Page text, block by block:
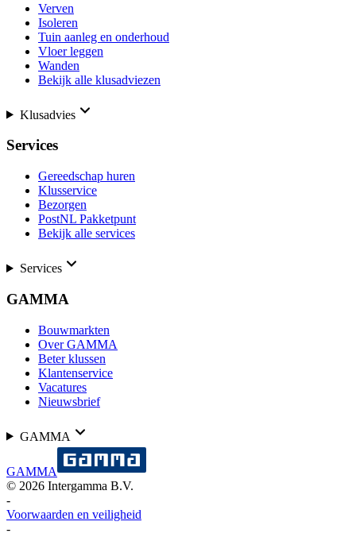
Verven
Isoleren
Tuin aanleg en onderhoud
Vloer leggen
Wanden
Bekijk alle klusadviezen
Klusadvies
Services
Gereedschap huren
Klusservice
Bezorgen
PostNL Pakketpunt
Bekijk alle services
Services
GAMMA
Bouwmarkten
Over GAMMA
Beter klussen
Klantenservice
Vacatures
Nieuwsbrief
GAMMA
GAMMA
© 2026 Intergamma B.V.
-
Voorwaarden en veiligheid
-